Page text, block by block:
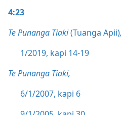
4:23
Te Punanga Tiaki(Tuanga Apii),
1/2019, kapi 14-19
Te Punanga Tiaki,
6/1/2007, kapi 6